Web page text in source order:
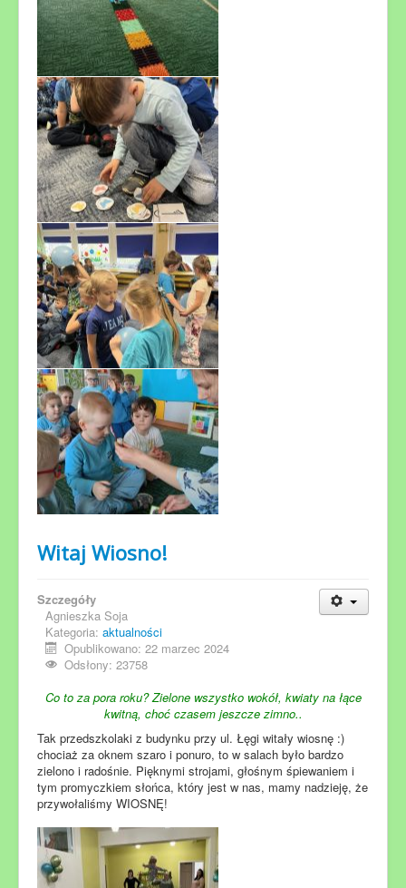
Witaj Wiosno!
Szczegóły
Agnieszka Soja
Kategoria: aktualności
Opublikowano: 22 marzec 2024
Odsłony: 23758
Co to za pora roku? Zielone wszystko wokół, kwiaty na łące
kwitną, choć czasem jeszcze zimno..
Tak przedszkolaki z budynku przy ul. Łęgi witały wiosnę :)
chociaż za oknem szaro i ponuro, to w salach było bardzo
zielono i radośnie. Pięknymi strojami, głośnym śpiewaniem i
tym promyczkiem słońca, który jest w nas, mamy nadzieję, że
przywołaliśmy WIOSNĘ!